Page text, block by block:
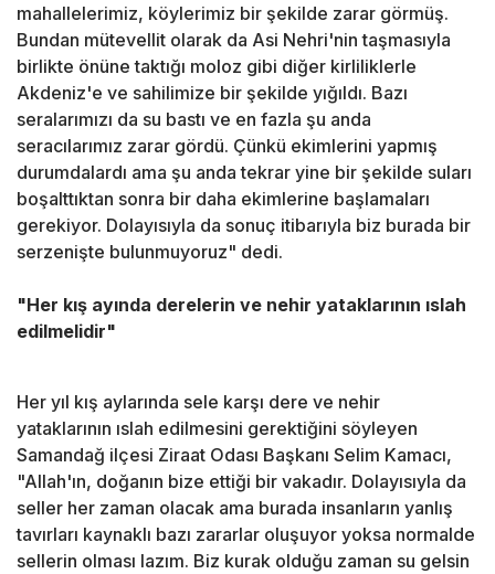
mahallelerimiz, köylerimiz bir şekilde zarar görmüş.
Bundan mütevellit olarak da Asi Nehri'nin taşmasıyla
birlikte önüne taktığı moloz gibi diğer kirliliklerle
Akdeniz'e ve sahilimize bir şekilde yığıldı. Bazı
seralarımızı da su bastı ve en fazla şu anda
seracılarımız zarar gördü. Çünkü ekimlerini yapmış
durumdalardı ama şu anda tekrar yine bir şekilde suları
boşalttıktan sonra bir daha ekimlerine başlamaları
gerekiyor. Dolayısıyla da sonuç itibarıyla biz burada bir
serzenişte bulunmuyoruz" dedi.
"Her kış ayında derelerin ve nehir yataklarının ıslah
edilmelidir"
Her yıl kış aylarında sele karşı dere ve nehir
yataklarının ıslah edilmesini gerektiğini söyleyen
Samandağ ilçesi Ziraat Odası Başkanı Selim Kamacı,
"Allah'ın, doğanın bize ettiği bir vakadır. Dolayısıyla da
seller her zaman olacak ama burada insanların yanlış
tavırları kaynaklı bazı zararlar oluşuyor yoksa normalde
sellerin olması lazım. Biz kurak olduğu zaman su gelsin